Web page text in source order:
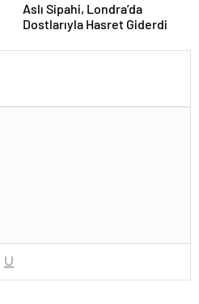
Aslı Sipahi, Londra’da
Dostlarıyla Hasret Giderdi